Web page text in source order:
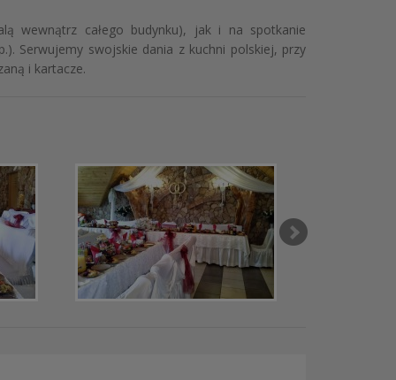
wewnątrz całego budynku), jak i na spotkanie
Serwujemy swojskie dania z kuchni polskiej, przy
i kartacze.